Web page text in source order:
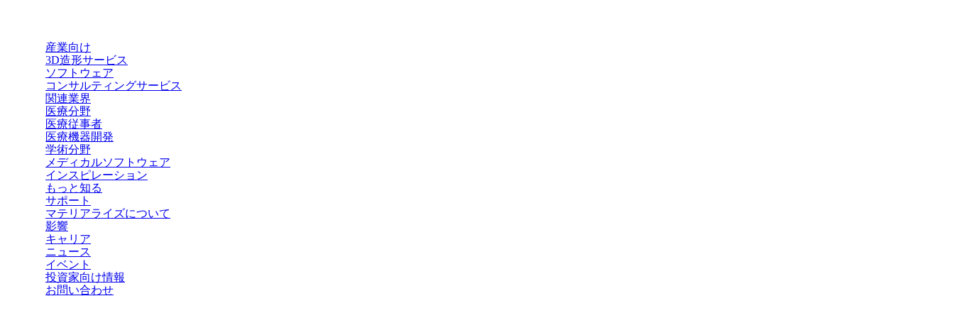
産業向け
3D造形サービス
ソフトウェア
コンサルティングサービス
関連業界
医療分野
医療従事者
医療機器開発
学術分野
メディカルソフトウェア
インスピレーション
もっと知る
サポート
マテリアライズについて
影響
キャリア
ニュース
イベント
投資家向け情報
お問い合わせ